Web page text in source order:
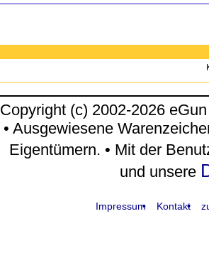
Copyright (c) 2002-2026
• Ausgewiesene
Eigentümern. • Mit der
und unsere
Impressum Kontakt